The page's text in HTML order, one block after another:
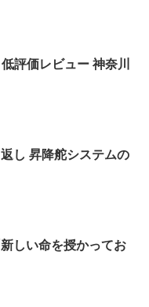
評価レビュー 神奈川
し 昇降舵システムの
しい命を授かってお